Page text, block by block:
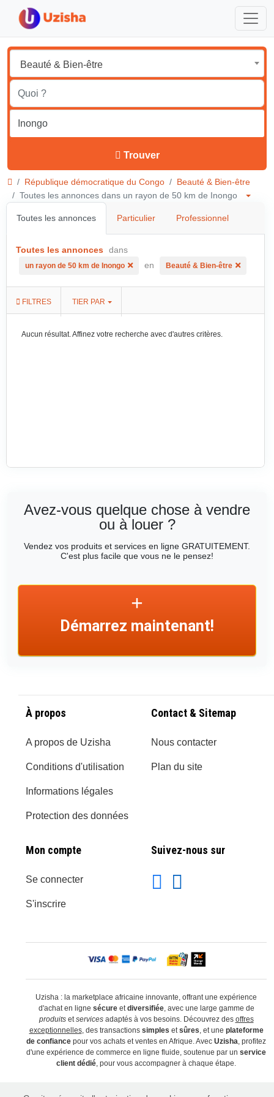
Beauté & Bien-être
Trouver
République démocratique du Congo
Beauté & Bien-être
Toutes les annonces dans un rayon de 50 km de Inongo
Toutes les annonces Particulier Professionnel
Toutes les annonces dans
un rayon de 50 km de Inongo en Beauté & Bien-être
FILTRES TIER PAR
Aucun résultat. Affinez votre recherche avec d'autres critères.
Avez-vous quelque chose à vendre
ou à louer ?
Vendez vos produits et services en ligne GRATUITEMENT.
C'est plus facile que vous ne le pensez!
Démarrez maintenant!
À propos
A propos de Uzisha
Conditions d'utilisation
Informations légales
Protection des données
Contact & Sitemap
Nous contacter
Plan du site
Mon compte
Se connecter
S'inscrire
Suivez-nous sur
Uzisha : la marketplace africaine innovante, offrant une expérience
d'achat en ligne sécureetdiversifiée, avec une large gamme de
produitsetservicesadaptés à vos besoins. Découvrez des offres
exceptionnelles, des transactions simples etsûres, et une plateforme
de confiance pour vos achats et ventes en Afrique. Avec Uzisha, profitez
d'une expérience de commerce en ligne fluide, soutenue par un service
client dédié, pour vous accompagner à chaque étape.